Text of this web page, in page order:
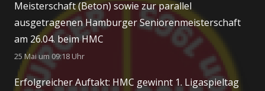
Meisterschaft (Beton) sowie zur parallel
ausgetragenen Hamburger Seniorenmeisterschaft
am 26.04. beim HMC
25 Mai um 09:18 Uhr
Erfolgreicher Auftakt: HMC gewinnt 1. Ligaspieltag